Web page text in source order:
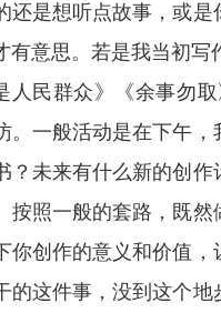
还是想听点故事，或
有意思。若是我当初
人民群众》《余事勿
。一般活动是在下午
？未来有什么新的创
按照一般的套路，既
你创作的意义和价值
的这件事，没到这个